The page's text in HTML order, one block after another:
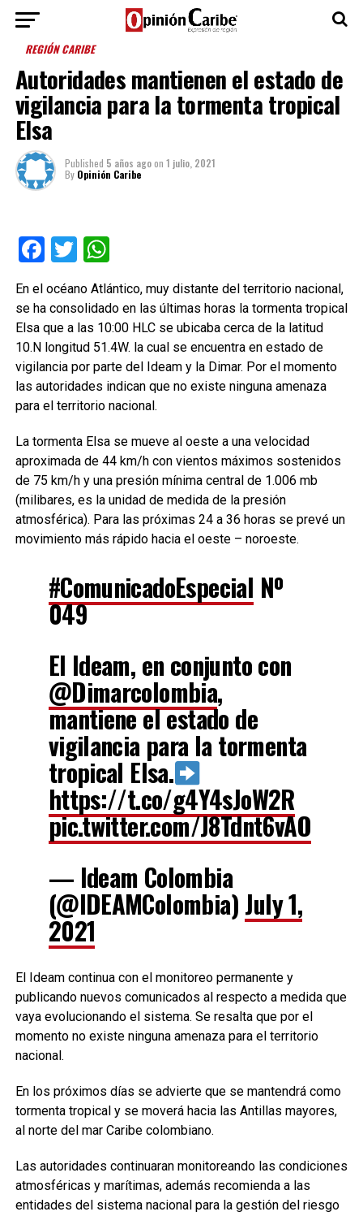
REGIÓN CARIBE
Autoridades mantienen el estado de
vigilancia para la tormenta tropical
Elsa
Published 5 años agoon 1 julio, 2021
By Opinión Caribe
Facebook
TwitterWhatsApp
En el océano Atlántico, muy distante del territorio nacional,
se ha consolidado en las últimas horas la tormenta tropical
Elsa que a las 10:00 HLC se ubicaba cerca de la latitud
10.N longitud 51.4W. la cual se encuentra en estado de
vigilancia por parte del Ideam y la Dimar. Por el momento
las autoridades indican que no existe ninguna amenaza
para el territorio nacional.
La tormenta Elsa se mueve al oeste a una velocidad
aproximada de 44 km/h con vientos máximos sostenidos
de 75 km/h y una presión mínima central de 1.006 mb
(milibares, es la unidad de medida de la presión
atmosférica). Para las próximas 24 a 36 horas se prevé un
movimiento más rápido hacia el oeste – noroeste.
#ComunicadoEspecial Nº
049
El Ideam, en conjunto con
@Dimarcolombia,
mantiene el estado de
vigilancia para la tormenta
tropical Elsa.
https://t.co/g4Y4sJoW2R
pic.twitter.com/J8Tdnt6vAO
— Ideam Colombia
(@IDEAMColombia) July 1,
2021
El Ideam continua con el monitoreo permanente y
publicando nuevos comunicados al respecto a medida que
vaya evolucionando el sistema. Se resalta que por el
momento no existe ninguna amenaza para el territorio
nacional.
En los próximos días se advierte que se mantendrá como
tormenta tropical y se moverá hacia las Antillas mayores,
al norte del mar Caribe colombiano.
Las autoridades continuaran monitoreando las condiciones
atmosféricas y marítimas, además recomienda a las
entidades del sistema nacional para la gestión del riesgo